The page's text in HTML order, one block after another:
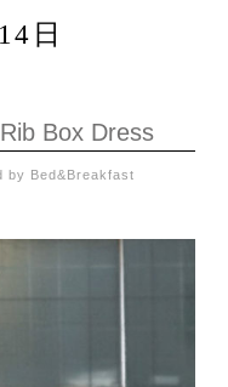
日
Box Dress
by Bed&Breakfast